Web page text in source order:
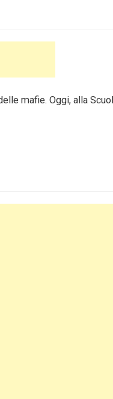
mafie. Oggi, alla